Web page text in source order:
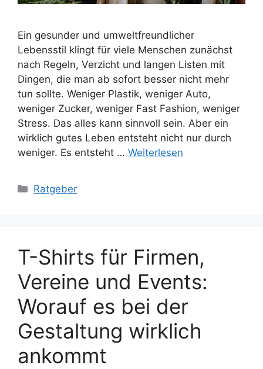
Ein gesunder und umweltfreundlicher
Lebensstil klingt für viele Menschen zunächst
nach Regeln, Verzicht und langen Listen mit
Dingen, die man ab sofort besser nicht mehr
tun sollte. Weniger Plastik, weniger Auto,
weniger Zucker, weniger Fast Fashion, weniger
Stress. Das alles kann sinnvoll sein. Aber ein
wirklich gutes Leben entsteht nicht nur durch
weniger. Es entsteht … Weiterlesen
Kategorien
Ratgeber
T-Shirts für Firmen,
Vereine und Events:
Worauf es bei der
Gestaltung wirklich
ankommt